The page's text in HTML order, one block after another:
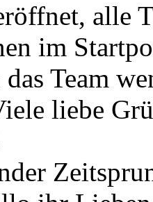
alle
im
Team
liebe